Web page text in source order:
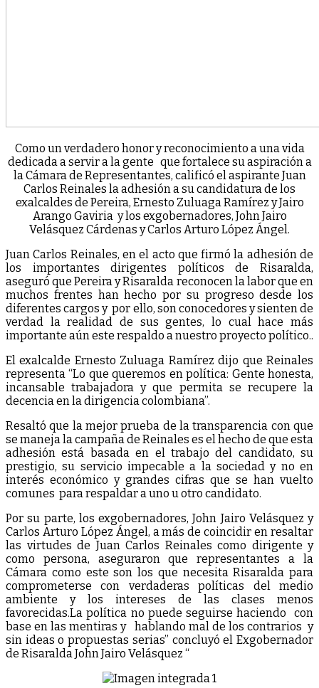
Como un verdadero honor y reconocimiento a una vida
dedicada a servir a la gente que fortalece su aspiración a
la Cámara de Representantes, calificó el aspirante Juan
Carlos Reinales la adhesión a su candidatura de los
exalcaldes de Pereira, Ernesto Zuluaga Ramírez y Jairo
Arango Gaviria y los exgobernadores, John Jairo
Velásquez Cárdenas y Carlos Arturo López Ángel.
Juan Carlos Reinales, en el acto que firmó la adhesión de
los importantes dirigentes políticos de Risaralda,
aseguró que Pereira y Risaralda reconocen la labor que en
muchos frentes han hecho por su progreso desde los
diferentes cargos y por ello, son conocedores y sienten de
verdad la realidad de sus gentes, lo cual hace más
importante aún este respaldo a nuestro proyecto político..
El exalcalde Ernesto Zuluaga Ramírez dijo que Reinales
representa “Lo que queremos en política: Gente honesta,
incansable trabajadora y que permita se recupere la
decencia en la dirigencia colombiana”.
Resaltó que la mejor prueba de la transparencia con que
se maneja la campaña de Reinales es el hecho de que esta
adhesión está basada en el trabajo del candidato, su
prestigio, su servicio impecable a la sociedad y no en
interés económico y grandes cifras que se han vuelto
comunes para respaldar a uno u otro candidato.
Por su parte, los exgobernadores, John Jairo Velásquez y
Carlos Arturo López Ángel, a más de coincidir en resaltar
las virtudes de Juan Carlos Reinales como dirigente y
como persona, aseguraron que representantes a la
Cámara como este son los que necesita Risaralda para
comprometerse con verdaderas políticas del medio
ambiente y los intereses de las clases menos
favorecidas.La política no puede seguirse haciendo con
base en las mentiras y hablando mal de los contrarios y
sin ideas o propuestas serias” concluyó el Exgobernador
de Risaralda John Jairo Velásquez “